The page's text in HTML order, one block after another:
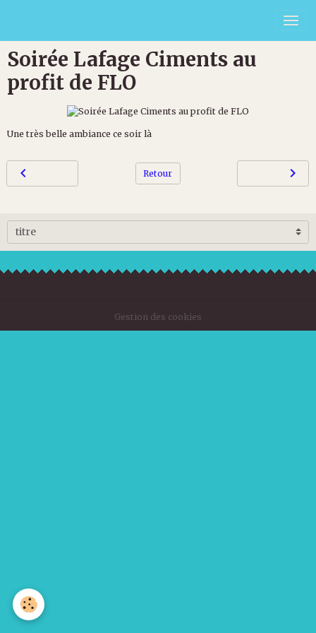
Soirée Lafage Ciments au
profit de FLO
Une très belle ambiance ce soir là
Retour
Gestion des cookies